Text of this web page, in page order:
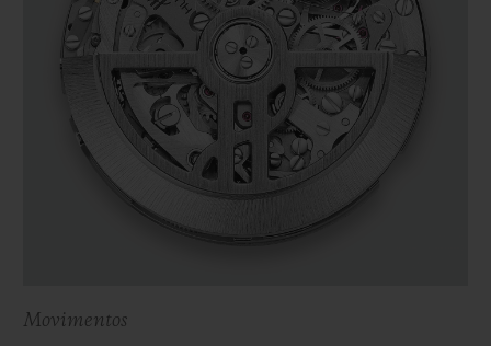
Movimentos